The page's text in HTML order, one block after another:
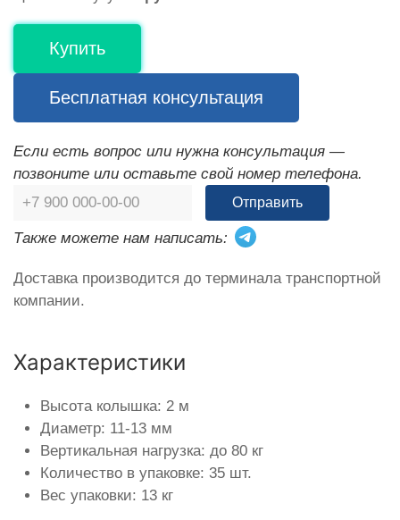
Купить
Бесплатная консультация
Если есть вопрос или нужна консультация —
позвоните или оставьте свой номер телефона.
Отправить
Также можете нам написать:
Доставка производится до терминала транспортной
компании.
Характеристики
Высота колышка: 2 м
Диаметр: 11-13 мм
Вертикальная нагрузка: до 80 кг
Количество в упаковке: 35 шт.
Вес упаковки: 13 кг